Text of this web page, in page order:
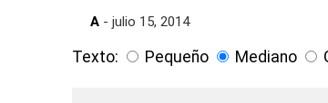
A - julio 15, 2014
Texto: Pequeño Mediano